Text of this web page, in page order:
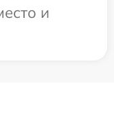
и